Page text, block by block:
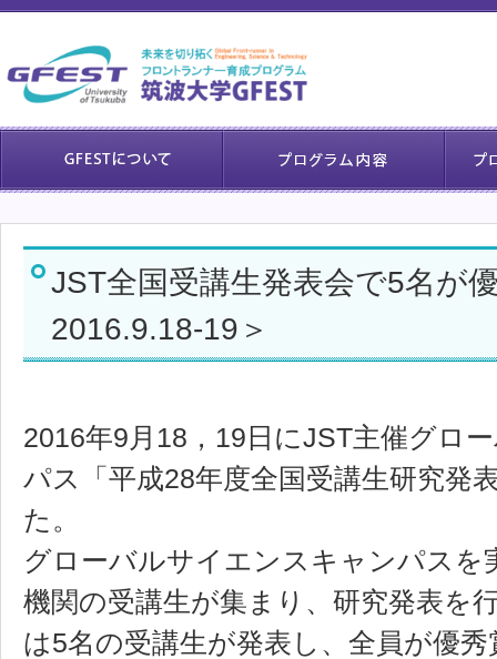
JST全国受講生発表会で5名が
2016.9.18-19＞
2016年9月18，19日にJST主催グロ
パス「平成28年度全国受講生研究発
た。
グローバルサイエンスキャンパスを
機関の受講生が集まり、研究発表を
は5名の受講生が発表し、全員が優